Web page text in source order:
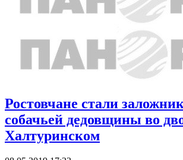
Ростовчане стали
собачьей дедовщины во
Халтуринском